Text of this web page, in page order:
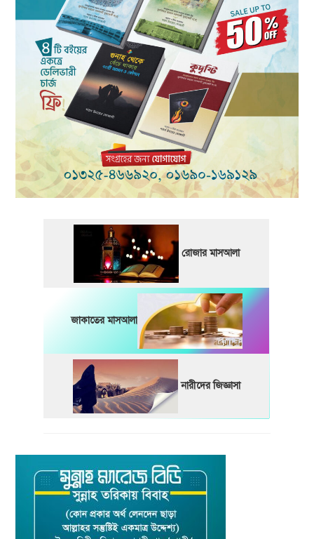
রোজার মাসআলা
জাকাতের মাসআলা
নারীদের জিজ্ঞাসা